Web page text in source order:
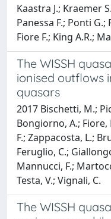
Kaastra J.; Kraemer
Panessa F.; Ponti G.;
Fiore F.; King A.R.;
The WISSH
ionised outflows
quasars
2017 Bischetti, M.;
Bongiorno, A.; Fiore,
F.; Zappacosta, L.;
Feruglio, C.;
Mannucci, F.;
Testa, V.; Vignali, C.
The WISSH